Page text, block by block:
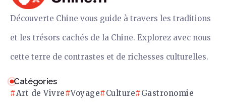
Découverte Chine vous guide à travers les traditions
et les trésors cachés de la Chine. Explorez avec nous
cette terre de contrastes et de richesses culturelles.
Catégories
Art de Vivre Voyage Culture Gastronomie